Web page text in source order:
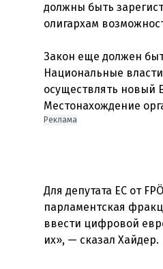
должны быть
олигархам
Закон еще должен
Национальные
осуществлять новый
Реклама
Для депутата ЕС от
парламентская
ввести цифровой
их», — сказал Хайдер.